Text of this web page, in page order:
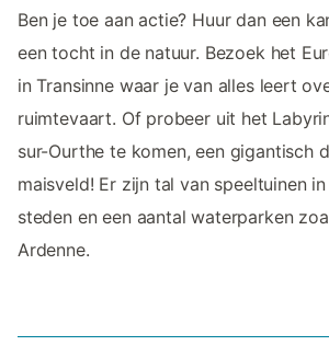
Ben je toe aan actie? Huur dan een
een tocht in de natuur. Bezoek het
in Transinne waar je van alles leert
ruimtevaart. Of probeer uit het
sur-Ourthe te komen, een gigantisch
maisveld! Er zijn tal van speeltuinen
steden en een aantal waterparken
Ardenne.